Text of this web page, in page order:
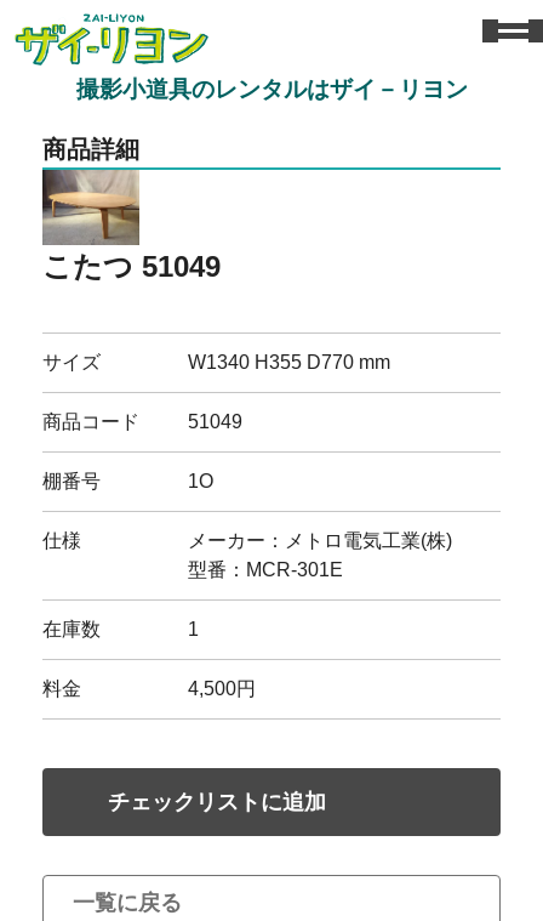
撮影小道具のレンタルはザイ－リヨン
商品詳細
こたつ 51049
サイズ W1340 H355 D770 mm
商品コード 51049
棚番号 1O
仕様
メーカー：メトロ電気工業(株)
型番：MCR-301E
在庫数 1
料金 4,500円
チェックリストに追加
一覧に戻る